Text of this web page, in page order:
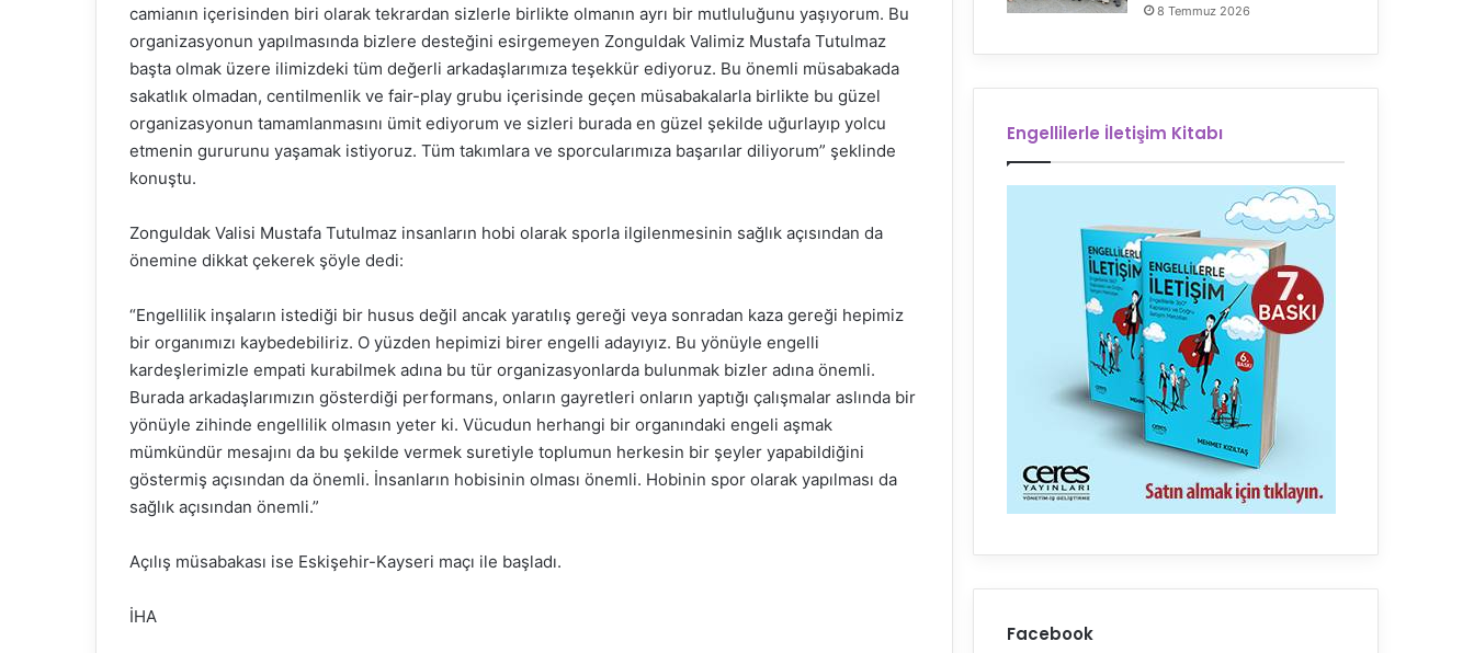
camianın içerisinden biri olarak tekrardan sizlerle birlikte olmanın ayrı bir mutluluğunu yaşıyorum. Bu
organizasyonun yapılmasında bizlere desteğini esirgemeyen Zonguldak Valimiz Mustafa Tutulmaz
başta olmak üzere ilimizdeki tüm değerli arkadaşlarımıza teşekkür ediyoruz. Bu önemli müsabakada
sakatlık olmadan, centilmenlik ve fair-play grubu içerisinde geçen müsabakalarla birlikte bu güzel
organizasyonun tamamlanmasını ümit ediyorum ve sizleri burada en güzel şekilde uğurlayıp yolcu
etmenin gururunu yaşamak istiyoruz. Tüm takımlara ve sporcularımıza başarılar diliyorum” şeklinde
konuştu.
Zonguldak Valisi Mustafa Tutulmaz insanların hobi olarak sporla ilgilenmesinin sağlık açısından da
önemine dikkat çekerek şöyle dedi:
“Engellilik inşaların istediği bir husus değil ancak yaratılış gereği veya sonradan kaza gereği hepimiz
bir organımızı kaybedebiliriz. O yüzden hepimizi birer engelli adayıyız. Bu yönüyle engelli
kardeşlerimizle empati kurabilmek adına bu tür organizasyonlarda bulunmak bizler adına önemli.
Burada arkadaşlarımızın gösterdiği performans, onların gayretleri onların yaptığı çalışmalar aslında bir
yönüyle zihinde engellilik olmasın yeter ki. Vücudun herhangi bir organındaki engeli aşmak
mümkündür mesajını da bu şekilde vermek suretiyle toplumun herkesin bir şeyler yapabildiğini
göstermiş açısından da önemli. İnsanların hobisinin olması önemli. Hobinin spor olarak yapılması da
sağlık açısından önemli.”
Açılış müsabakası ise Eskişehir-Kayseri maçı ile başladı.
İHA
8 Temmuz 2026
Engellilerle İletişim Kitabı
Facebook